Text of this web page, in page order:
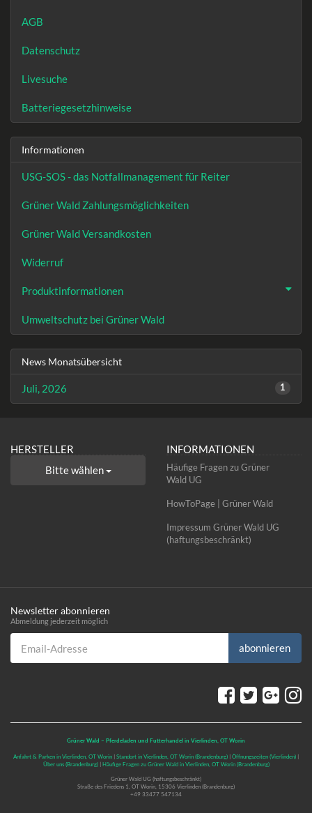
AGB
Datenschutz
Livesuche
Batteriegesetzhinweise
Informationen
USG-SOS - das Notfallmanagement für Reiter
Grüner Wald Zahlungsmöglichkeiten
Grüner Wald Versandkosten
Widerruf
Produktinformationen
Umweltschutz bei Grüner Wald
News Monatsübersicht
Juli, 2026 1
HERSTELLER
Bitte wählen
INFORMATIONEN
Häufige Fragen zu Grüner
Wald UG
HowToPage | Grüner Wald
Impressum Grüner Wald UG
(haftungsbeschränkt)
Newsletter abonnieren
Abmeldung jederzeit möglich
abonnieren
Grüner Wald – Pferdeladen und Futterhandel in Vierlinden, OT Worin
Anfahrt & Parken in Vierlinden, OT Worin | Standort in Vierlinden, OT Worin (Brandenburg) | Öffnungszeiten (Vierlinden) |
Über uns (Brandenburg) | Häufige Fragen zu Grüner Wald in Vierlinden, OT Worin (Brandenburg)
Grüner Wald UG (haftungsbeschränkt)
Straße des Friedens 1, OT Worin, 15306 Vierlinden (Brandenburg)
+49 33477 547134